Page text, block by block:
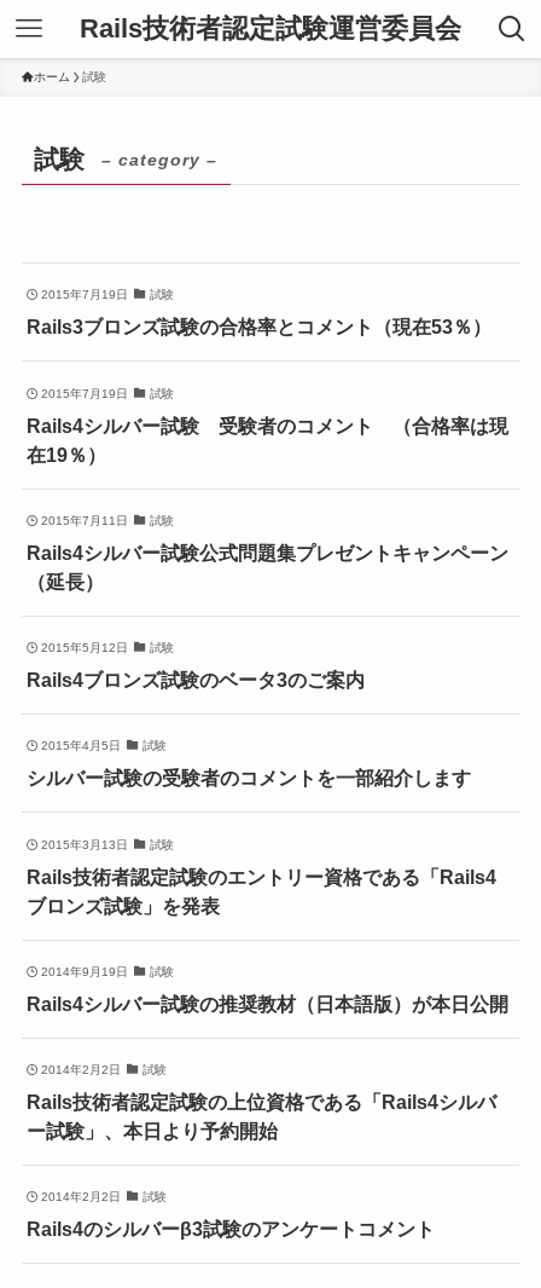
Rails技術者認定試験運営委員会
ホーム 試験
試験 – category –
2015年7月19日 試験
Rails3ブロンズ試験の合格率とコメント（現在53％）
2015年7月19日 試験
Rails4シルバー試験 受験者のコメント （合格率は現
在19％）
2015年7月11日 試験
Rails4シルバー試験公式問題集プレゼントキャンペーン
（延長）
2015年5月12日 試験
Rails4ブロンズ試験のベータ3のご案内
2015年4月5日 試験
シルバー試験の受験者のコメントを一部紹介します
2015年3月13日 試験
Rails技術者認定試験のエントリー資格である「Rails4
ブロンズ試験」を発表
2014年9月19日 試験
Rails4シルバー試験の推奨教材（日本語版）が本日公開
2014年2月2日 試験
Rails技術者認定試験の上位資格である「Rails4シルバ
ー試験」、本日より予約開始
2014年2月2日 試験
Rails4のシルバーβ3試験のアンケートコメント